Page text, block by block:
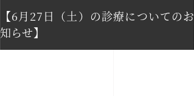
【6月27日（土）の診療についてのお
知らせ】